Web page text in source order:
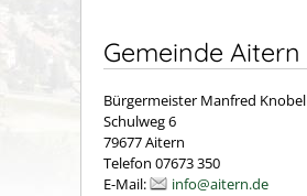
Gemeinde Aitern
Bürgermeister Manfred Knobel
Schulweg 6
79677 Aitern
Telefon 07673 350
E-Mail:
info@aitern.de